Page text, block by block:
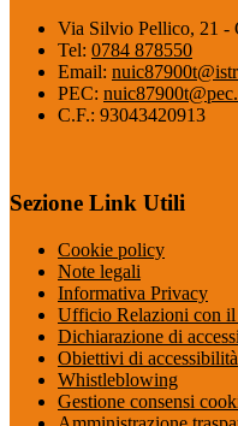
Via Silvio Pellico, 21 -
Tel: 0784 878550
Email:
PEC:
C.F.: 93043420913
Sezione Link Utili
Cookie policy
Note legali
Informativa Privacy
Ufficio Relazioni con
Dichiarazione di
Obiettivi di accessibilità
Whistleblowing
Gestione consensi